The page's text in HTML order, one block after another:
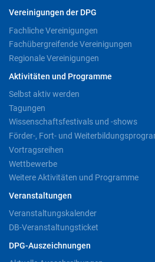
Vereinigungen der DPG
Fachliche Vereinigungen
Fachübergreifende Vereinigungen
Regionale Vereinigungen
Aktivitäten und Programme
Selbst aktiv werden
Tagungen
Wissenschaftsfestivals und -shows
Förder-, Fort- und
Vortragsreihen
Wettbewerbe
Weitere Aktivitäten und Programme
Veranstaltungen
Veranstaltungskalender
DB-Veranstaltungsticket
DPG-Auszeichnungen